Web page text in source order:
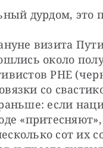
дурдом, это
визита
около
РНЕ
со
если
сот их